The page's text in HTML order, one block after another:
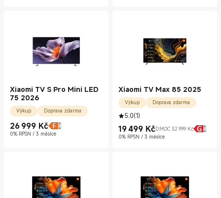
Xiaomi TV S Pro Mini LED
75 2026
Výkup Doprava zdarma
26 999 Kč
Current Price Kč26999.00
0% RPSN / 3 měsíce
Xiaomi TV Max 85 2025
Výkup Doprava zdarma
5.0(1)
19 499 Kč
Current Price Kč19499.00
DMOC 32 999 Kč
Doporučená cena 32 999 Kč
0% RPSN / 3 měsíce